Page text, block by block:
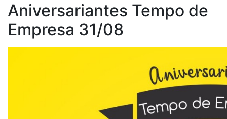
Aniversariantes Tempo de
Empresa 31/08